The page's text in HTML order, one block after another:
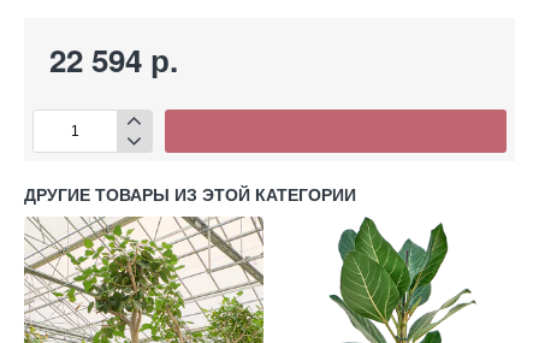
22 594 р.
ДРУГИЕ ТОВАРЫ ИЗ ЭТОЙ КАТЕГОРИИ